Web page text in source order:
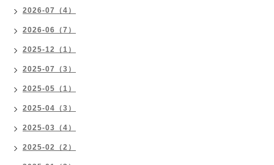
2026-07（4）
2026-06（7）
2025-12（1）
2025-07（3）
2025-05（1）
2025-04（3）
2025-03（4）
2025-02（2）